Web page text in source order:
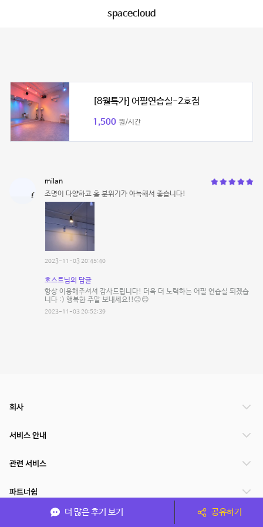
spacecloud
[8월특가] 어필연습실-2호점
1,500 원/시간
milan
조명이 다양하고 홀 분위기가 아늑해서 좋습니다!
2023-11-03 20:45:40
호스트님의 답글
항상 이용해주셔셔 감사드립니다! 더욱 더 노력하는 어필 연습실 되겠습
니다 :) 행복한 주말 보내세요!!😊😊
2023-11-03 20:52:39
더 많은 후기 보기 공유하기
회사
서비스 안내
관련 서비스
파트너쉽
서비스 제공 국가